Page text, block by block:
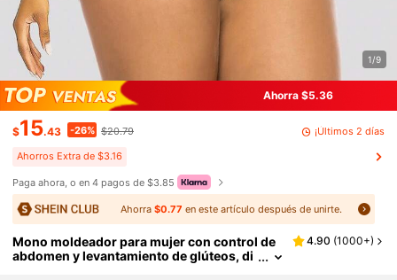
1/9
Ahorra $5.36
$15.43 -26% $20.79 ¡Últimos 2 días
Ahorros Extra de $3.16
Paga ahora, o en 4 pagos de $3.85
Ahorra $0.77 en este artículo después de unirte.
Mono moldeador para mujer con control de
abdomen y levantamiento de glúteos, di
4.90 (1000+)